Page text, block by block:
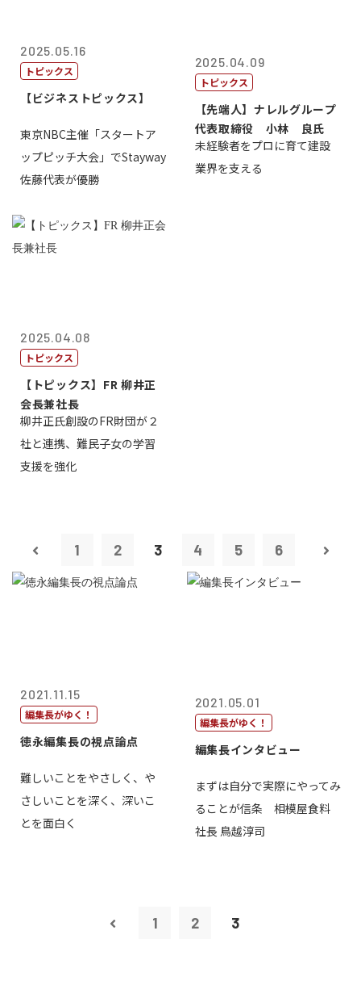
2025.05.16
トピックス
【ビジネストピックス】
東京NBC主催「スタートア
ップピッチ大会」でStayway
佐藤代表が優勝
2025.04.09
トピックス
【先端人】ナレルグループ
代表取締役 小林 良氏
未経験者をプロに育て建設
業界を支える
2025.04.08
トピックス
【トピックス】FR 柳井正
会長兼社長
柳井正氏創設のFR財団が２
社と連携、難民子女の学習
支援を強化
1 2 3 4 5 6
2021.11.15
編集長がゆく！
徳永編集長の視点論点
難しいことをやさしく、や
さしいことを深く、深いこ
とを面白く
2021.05.01
編集長がゆく！
編集長インタビュー
まずは自分で実際にやってみ
ることが信条 相模屋食料
社長 鳥越淳司
1 2 3